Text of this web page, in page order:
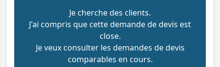
Je cherche des clients.
J'ai compris que cette demande de devis est
close.
Je veux consulter les demandes de devis
comparables en cours.